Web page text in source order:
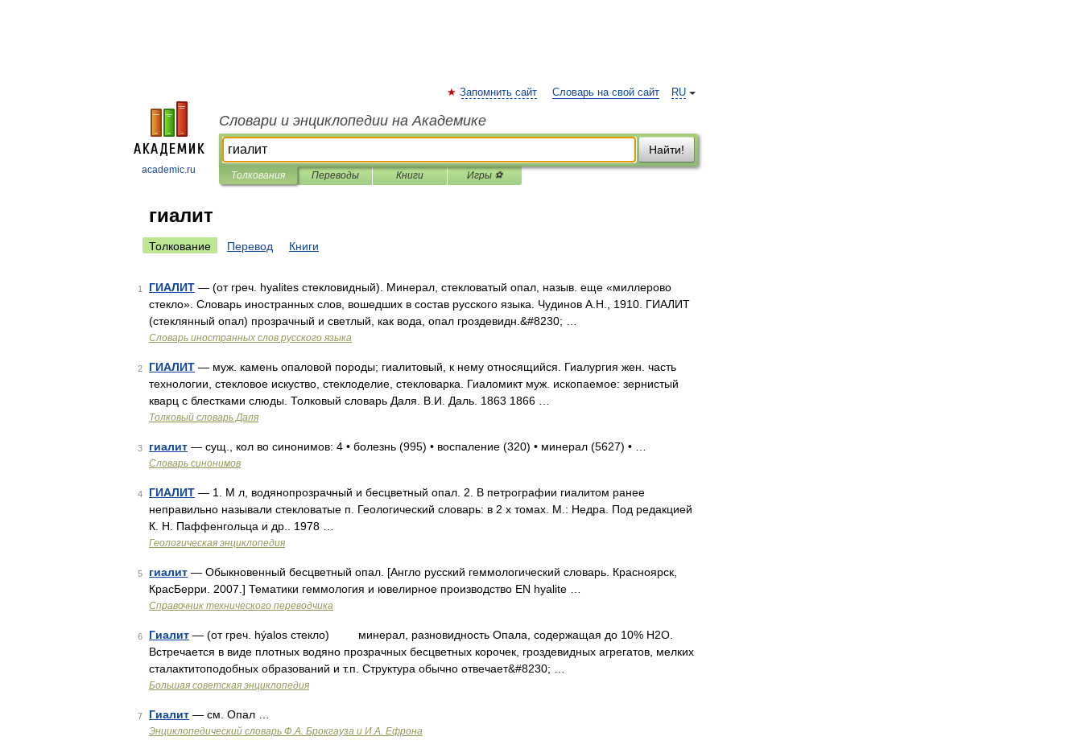
academic.ru
RU
Запомнить сайт Словарь на свой сайт
Словари и энциклопедии на Академике
Найти!
Толкования Переводы Книги Игры ⚽
гиалит
Толкование Перевод Книги
1 ГИАЛИТ — (от греч. hyalites стекловидный). Минерал, стекловатый опал, назыв. еще «миллерово
стекло». Словарь иностранных слов, вошедших в состав русского языка. Чудинов А.Н., 1910. ГИАЛИТ
(стеклянный опал) прозрачный и светлый, как вода, опал гроздевидн.&#8230; …
Словарь иностранных слов русского языка
2 ГИАЛИТ — муж. камень опаловой породы; гиалитовый, к нему относящийся. Гиалургия жен. часть
технологии, стекловое искуство, стеклоделие, стекловарка. Гиаломикт муж. ископаемое: зернистый
кварц с блестками слюды. Толковый словарь Даля. В.И. Даль. 1863 1866 …
Толковый словарь Даля
3 гиалит — сущ., кол во синонимов: 4 • болезнь (995) • воспаление (320) • минерал (5627) • …
Словарь синонимов
4 ГИАЛИТ — 1. М л, водянопрозрачный и бесцветный опал. 2. В петрографии гиалитом ранее
неправильно называли стекловатые п. Геологический словарь: в 2 х томах. М.: Недра. Под редакцией
К. Н. Паффенгольца и др.. 1978 …
Геологическая энциклопедия
5 гиалит — Обыкновенный бесцветный опал. [Англо русский геммологический словарь. Красноярск,
КрасБерри. 2007.] Тематики геммология и ювелирное производство EN hyalite …
Справочник технического переводчика
6 Гиалит — (от греч. hýalos стекло) минерал, разновидность Опала, содержащая до 10% H2O.
Встречается в виде плотных водяно прозрачных бесцветных корочек, гроздевидных агрегатов, мелких
сталактитоподобных образований и т.п. Структура обычно отвечает&#8230; …
Большая советская энциклопедия
7 Гиалит — см. Опал …
Энциклопедический словарь Ф.А. Брокгауза и И.А. Ефрона